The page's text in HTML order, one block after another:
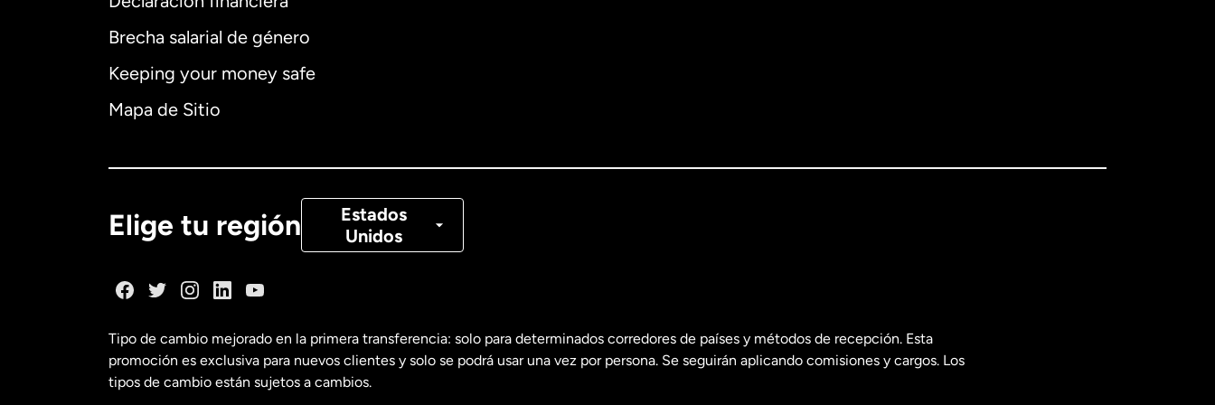
Brecha salarial de género
Keeping your money safe
Mapa de Sitio
Elige tu región
Estados
Unidos
Alemania
Canadá Français
Estados Unidos English
Tipo de cambio mejorado en la primera transferencia: solo para determinados corredores de países y métodos de recepción. Esta
promoción es exclusiva para nuevos clientes y solo se podrá usar una vez por persona. Se seguirán aplicando comisiones y cargos. Los
tipos de cambio están sujetos a cambios.